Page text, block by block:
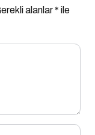
alanlar* ile